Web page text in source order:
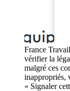
France
vérifier la
malgré ces
inappropriés,
« Signaler